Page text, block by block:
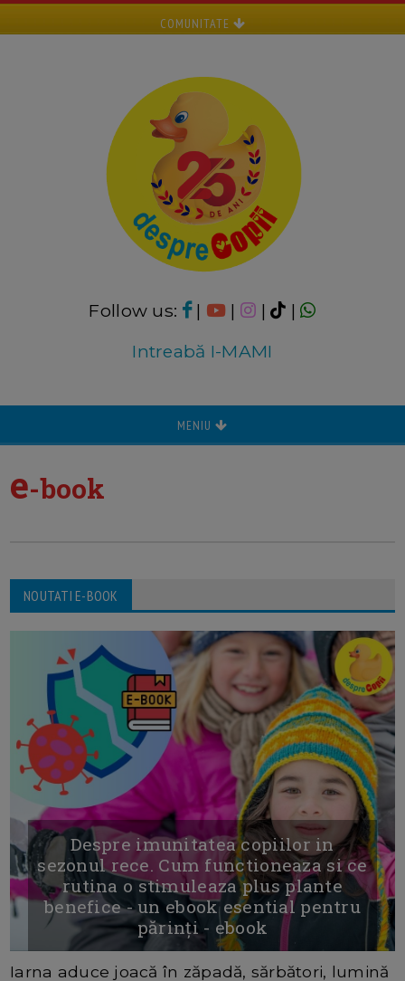
COMUNITATE
Follow us: | | |
|
Intreabă I-MAMI
MENIU
e-book
NOUTATI E-BOOK
Despre imunitatea copiilor in
sezonul rece. Cum functioneaza si ce
rutina o stimuleaza plus plante
benefice - un ebook esential pentru
părinți - ebook
Iarna aduce joacă în zăpadă, sărbători, lumină